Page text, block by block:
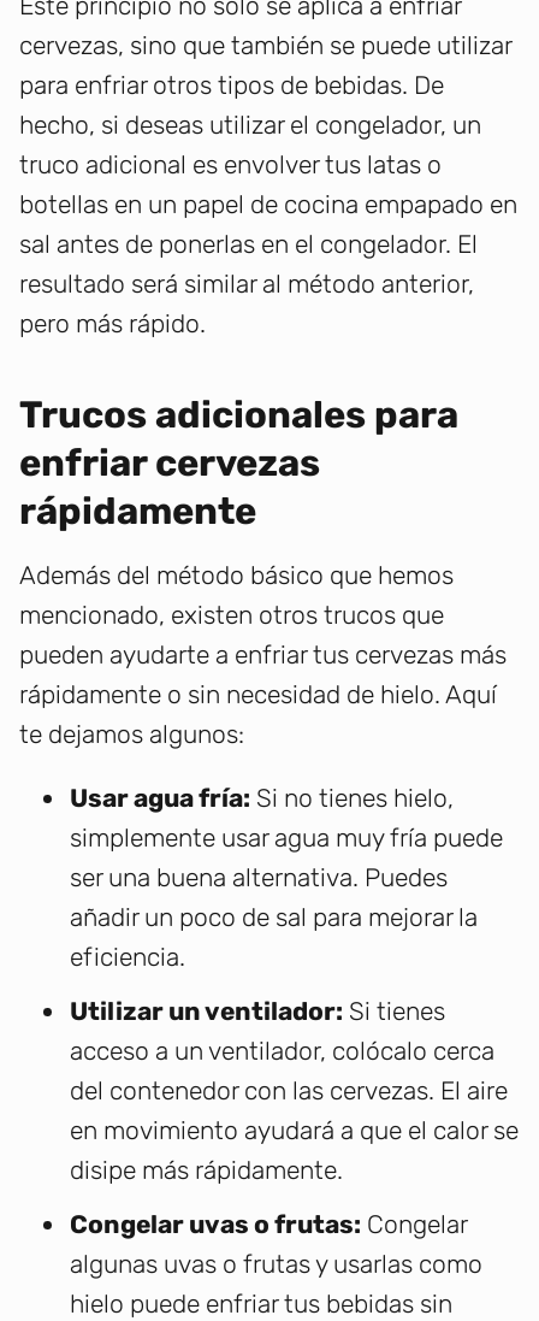
cervezas, sino que también se puede utilizar
para enfriar otros tipos de bebidas. De
hecho, si deseas utilizar el congelador, un
truco adicional es envolver tus latas o
botellas en un papel de cocina empapado en
sal antes de ponerlas en el congelador. El
resultado será similar al método anterior,
pero más rápido.
Trucos adicionales para
enfriar cervezas
rápidamente
Además del método básico que hemos
mencionado, existen otros trucos que
pueden ayudarte a enfriar tus cervezas más
rápidamente o sin necesidad de hielo. Aquí
te dejamos algunos:
Usar agua fría: Si no tienes hielo,
simplemente usar agua muy fría puede
ser una buena alternativa. Puedes
añadir un poco de sal para mejorar la
eficiencia.
Utilizar un ventilador: Si tienes
acceso a un ventilador, colócalo cerca
del contenedor con las cervezas. El aire
en movimiento ayudará a que el calor se
disipe más rápidamente.
Congelar uvas o frutas: Congelar
algunas uvas o frutas y usarlas como
hielo puede enfriar tus bebidas sin